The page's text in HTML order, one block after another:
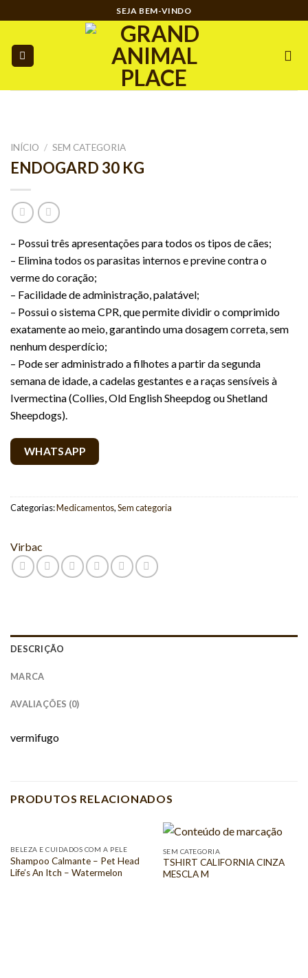
para
conteúdo
SEJA BEM-VINDO
INÍCIO / SEM CATEGORIA
ENDOGARD 30 KG
– Possui três apresentações para todos os tipos de cães;
– Elimina todos os parasitas internos e previne contra o
verme do coração;
– Facilidade de administração, palatável;
– Possui o sistema CPR, que permite dividir o comprimido
exatamente ao meio, garantindo uma dosagem correta, sem
nenhum desperdício;
– Pode ser administrado a filhotes a partir da segunda
semana de idade, a cadelas gestantes e a raças sensíveis à
Ivermectina (Collies, Old English Sheepdog ou Shetland
Sheepdogs).
WHATSAPP
Categorias:Medicamentos,Sem categoria
Virbac
DESCRIÇÃO
MARCA
AVALIAÇÕES (0)
vermifugo
PRODUTOS RELACIONADOS
BELEZA E CUIDADOS COM A PELE
Shampoo Calmante – Pet Head
Life’s An Itch – Watermelon
SEM CATEGORIA
TSHIRT CALIFORNIA CINZA
MESCLA M